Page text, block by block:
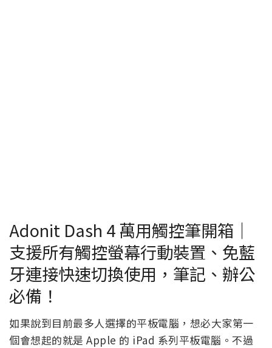
Adonit Dash 4 萬用觸控筆開箱｜
支援所有觸控螢幕行動裝置、免藍
牙連接快速切換使用，筆記、辦公
必備！
如果說到目前最多人選擇的平板電腦，想必大家第一
個會想起的就是 Apple 的 iPad 系列平板電腦。不過